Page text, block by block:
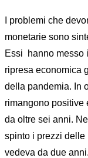
I problemi che
monetarie sono
Essi
hanno messo
ripresa economica
della pandemia. In
rimangono positive
da oltre sei anni.
spinto i prezzi delle
vedeva da due